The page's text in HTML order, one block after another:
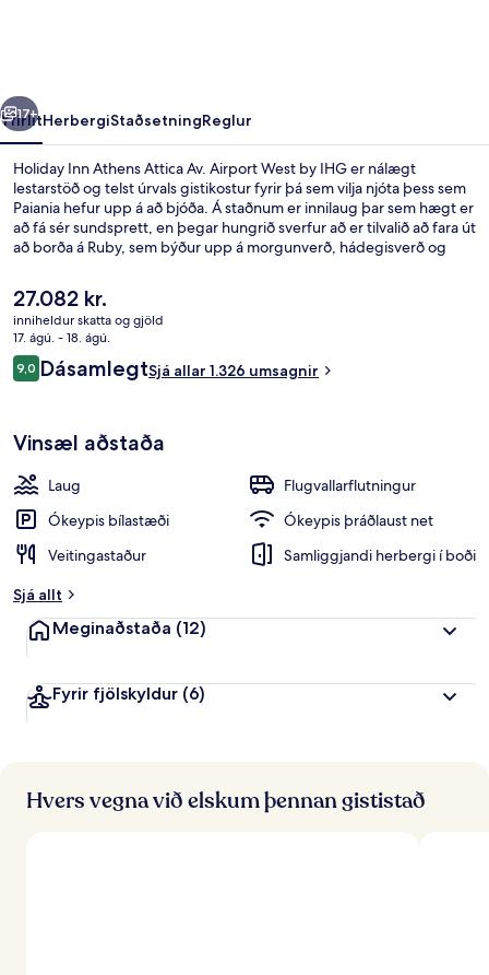
West
by
IHG
Næsta
17+
YfirlitHerbergiStaðsetningReglur
Holiday Inn Athens Attica Av. Airport West by IHG er nálægt
lestarstöð og telst úrvals gistikostur fyrir þá sem vilja njóta þess sem
Paiania hefur upp á að bjóða. Á staðnum er innilaug þar sem hægt er
að fá sér sundsprett, en þegar hungrið sverfur að er tilvalið að fara út
að borða á Ruby, sem býður upp á morgunverð, hádegisverð og
líkamsræktarstöð eru einnig á staðnum. Meðal þess sem ferðamenn
sem hafa heimsótt staðinn eru sérstaklega ánægðir með eru
hjálpsamt starfsfólk og veitingastaðurinn.
Núverandi
verð
er
27.082 kr.
27.082 kr.
inniheldur skatta og gjöld
17. ágú. - 18. ágú.
Umsagnir
9,09,0 af 10
DásamlegtSjá allar 1.326 umsagnir
Vinsæl aðstaða
Laug
Flugvallarflutningur
Ókeypis bílastæði
Ókeypis þráðlaust net
Veitingastaður
Samliggjandi herbergi í boði
Sjá allt
Meginaðstaða (12)
Fyrir fjölskyldur (6)
Hvers vegna við elskum þennan gististað